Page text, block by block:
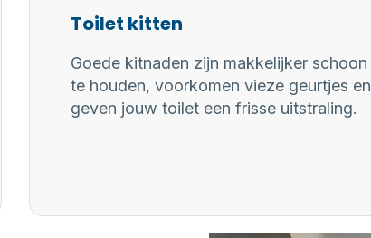
Toilet kitten
Goede kitnaden zijn makkelijker schoon
te houden, voorkomen vieze geurtjes en
geven jouw toilet een frisse uitstraling.